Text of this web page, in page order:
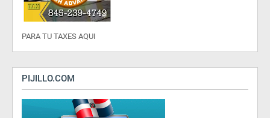
PARA TU TAXES AQUI
PIJILLO.COM